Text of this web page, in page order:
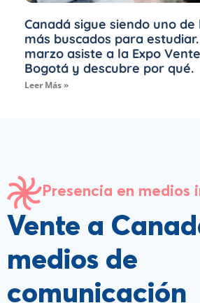
Canadá sigue siendo uno de
más buscados para estudiar.
marzo asiste a la Expo
Bogotá y descubre por qué.
Leer Más »
Presencia en medios
Vente a
medios de
comunicación